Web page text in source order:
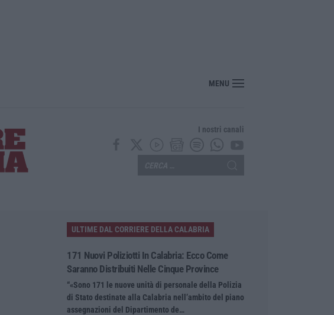
MENU
I nostri canali
ULTIME DAL CORRIERE DELLA CALABRIA
171 Nuovi Poliziotti In Calabria: Ecco Come
Saranno Distribuiti Nelle Cinque Province
“«Sono 171 le nuove unità di personale della Polizia
di Stato destinate alla Calabria nell’ambito del piano
assegnazioni del Dipartimento de…